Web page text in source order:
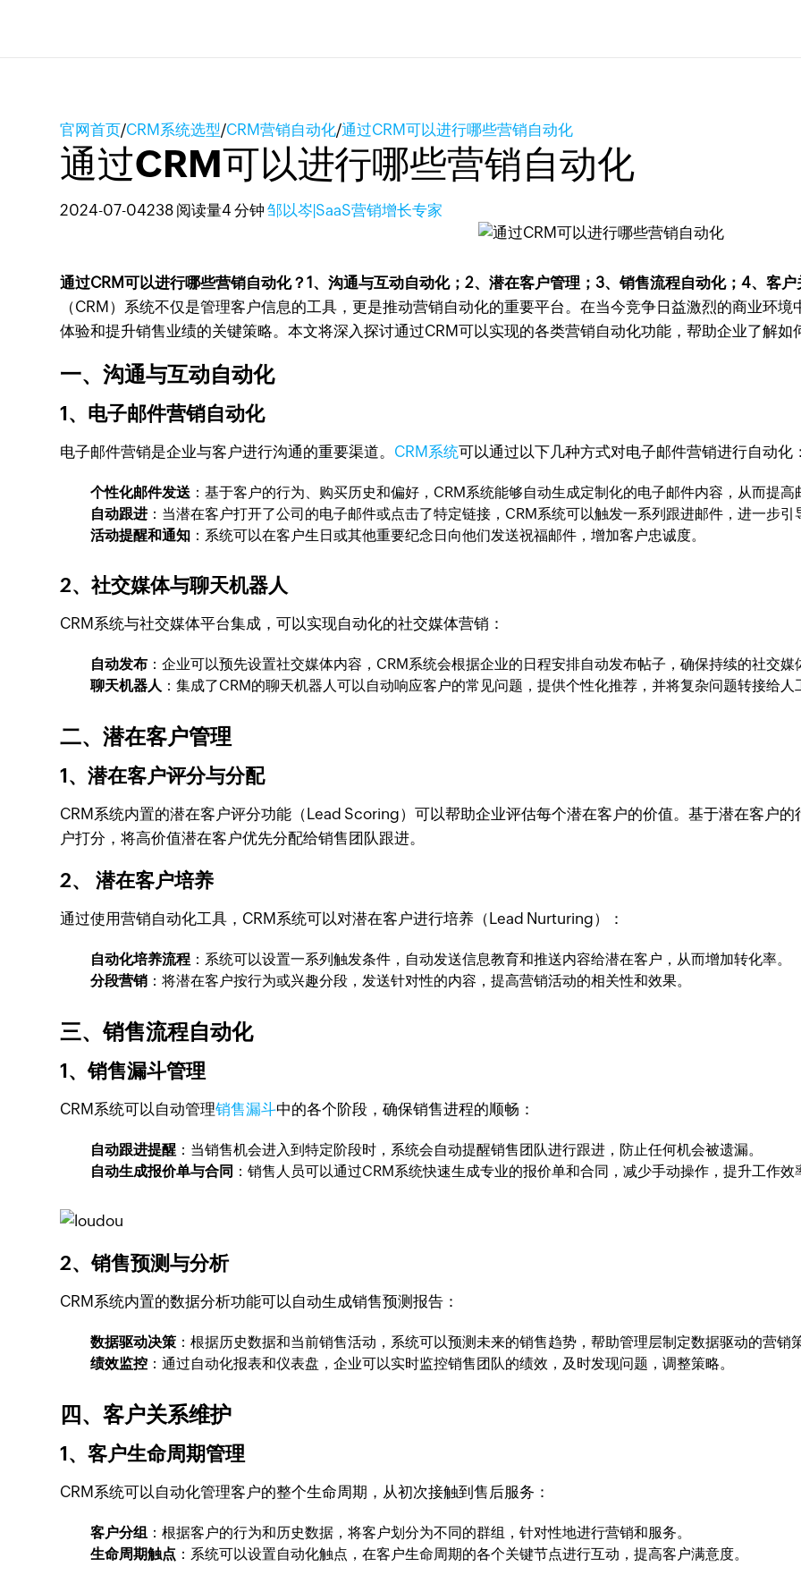
官网首页/CRM系统选型/CRM营销自动化/通过CRM可以进行哪些营销自动化
通过CRM可以进行哪些营销自动化
2024-07-04238 阅读量4 分钟 邹以岑|SaaS营销增长专家
通过CRM可以进行哪些营销自动化？1、沟通与互动自动化；2、潜在客户管理；3、销售流程自动化；4、客
（CRM）系统不仅是管理客户信息的工具，更是推动营销自动化的重要平台。在当今竞争日益激烈的商业环
体验和提升销售业绩的关键策略。本文将深入探讨通过CRM可以实现的各类营销自动化功能，帮助企业了解
一、沟通与互动自动化
1、电子邮件营销自动化
电子邮件营销是企业与客户进行沟通的重要渠道。 CRM系统可以通过以下几种方式对电子邮件营销进行自动化
个性化邮件发送 ：基于客户的行为、购买历史和偏好，CRM系统能够自动生成定制化的电子邮件内容，从而提
自动跟进 ：当潜在客户打开了公司的电子邮件或点击了特定链接，CRM系统可以触发一系列跟进邮件，进一步
活动提醒和通知 ：系统可以在客户生日或其他重要纪念日向他们发送祝福邮件，增加客户忠诚度。
2、社交媒体与聊天机器人
CRM系统与社交媒体平台集成，可以实现自动化的社交媒体营销：
自动发布 ：企业可以预先设置社交媒体内容，CRM系统会根据企业的日程安排自动发布帖子，确保持续的社交媒
聊天机器人 ：集成了CRM的聊天机器人可以自动响应客户的常见问题，提供个性化推荐，并将复杂问题转接给
二、潜在客户管理
1、潜在客户评分与分配
CRM系统内置的潜在客户评分功能（Lead Scoring）可以帮助企业评估每个潜在客户的价值。基于潜在客户
户打分，将高价值潜在客户优先分配给销售团队跟进。
2、 潜在客户培养
通过使用营销自动化工具，CRM系统可以对潜在客户进行培养（Lead Nurturing）：
自动化培养流程 ：系统可以设置一系列触发条件，自动发送信息教育和推送内容给潜在客户，从而增加转化率。
分段营销 ：将潜在客户按行为或兴趣分段，发送针对性的内容，提高营销活动的相关性和效果。
三、销售流程自动化
1、销售漏斗管理
CRM系统可以自动管理销售漏斗中的各个阶段，确保销售进程的顺畅：
自动跟进提醒 ：当销售机会进入到特定阶段时，系统会自动提醒销售团队进行跟进，防止任何机会被遗漏。
自动生成报价单与合同 ：销售人员可以通过CRM系统快速生成专业的报价单和合同，减少手动操作，提升工作效
2、销售预测与分析
CRM系统内置的数据分析功能可以自动生成销售预测报告：
数据驱动决策 ：根据历史数据和当前销售活动，系统可以预测未来的销售趋势，帮助管理层制定数据驱动的营销
绩效监控 ：通过自动化报表和仪表盘，企业可以实时监控销售团队的绩效，及时发现问题，调整策略。
四、客户关系维护
1、客户生命周期管理
CRM系统可以自动化管理客户的整个生命周期，从初次接触到售后服务：
客户分组 ：根据客户的行为和历史数据，将客户划分为不同的群组，针对性地进行营销和服务。
生命周期触点 ：系统可以设置自动化触点，在客户生命周期的各个关键节点进行互动，提高客户满意度。